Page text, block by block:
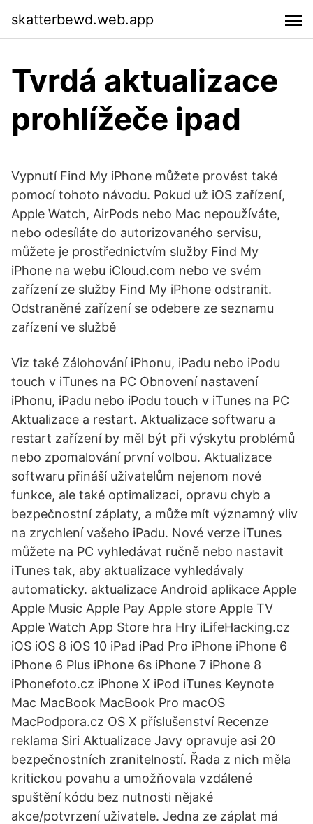
skatterbewd.web.app
Tvrdá aktualizace
prohlížeče ipad
Vypnutí Find My iPhone můžete provést také
pomocí tohoto návodu. Pokud už iOS zařízení,
Apple Watch, AirPods nebo Mac nepoužíváte,
nebo odesíláte do autorizovaného servisu,
můžete je prostřednictvím služby Find My
iPhone na webu iCloud.com nebo ve svém
zařízení ze služby Find My iPhone odstranit.
Odstraněné zařízení se odebere ze seznamu
zařízení ve službě
Viz také Zálohování iPhonu, iPadu nebo iPodu
touch v iTunes na PC Obnovení nastavení
iPhonu, iPadu nebo iPodu touch v iTunes na PC
Aktualizace a restart. Aktualizace softwaru a
restart zařízení by měl být při výskytu problémů
nebo zpomalování první volbou. Aktualizace
softwaru přináší uživatelům nejenom nové
funkce, ale také optimalizaci, opravu chyb a
bezpečnostní záplaty, a může mít významný vliv
na zrychlení vašeho iPadu. Nové verze iTunes
můžete na PC vyhledávat ručně nebo nastavit
iTunes tak, aby aktualizace vyhledávaly
automaticky. aktualizace Android aplikace Apple
Apple Music Apple Pay Apple store Apple TV
Apple Watch App Store hra Hry iLifeHacking.cz
iOS iOS 8 iOS 10 iPad iPad Pro iPhone iPhone 6
iPhone 6 Plus iPhone 6s iPhone 7 iPhone 8
iPhonefoto.cz iPhone X iPod iTunes Keynote
Mac MacBook MacBook Pro macOS
MacPodpora.cz OS X příslušenství Recenze
reklama Siri Aktualizace Javy opravuje asi 20
bezpečnostních zranitelností. Řada z nich měla
kritickou povahu a umožňovala vzdálené
spuštění kódu bez nutnosti nějaké
akce/potvrzení uživatele. Jedna ze záplat má